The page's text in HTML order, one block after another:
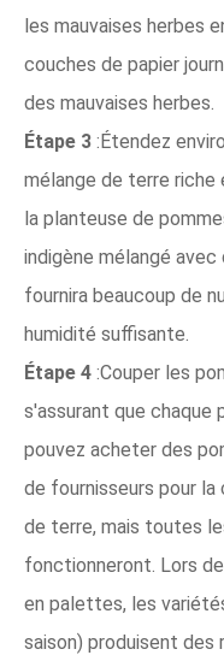
les mauvaises herbes
couches de papier
des mauvaises herbes.
Étape 3 :Étendez
mélange de terre riche
la planteuse de
indigène mélangé
fournira beaucoup de
humidité suffisante.
Étape 4 :Couper les
s'assurant que chaque
pouvez acheter des
de fournisseurs pour
de terre, mais toutes
fonctionneront. Lors
en palettes, les
saison) produisent des